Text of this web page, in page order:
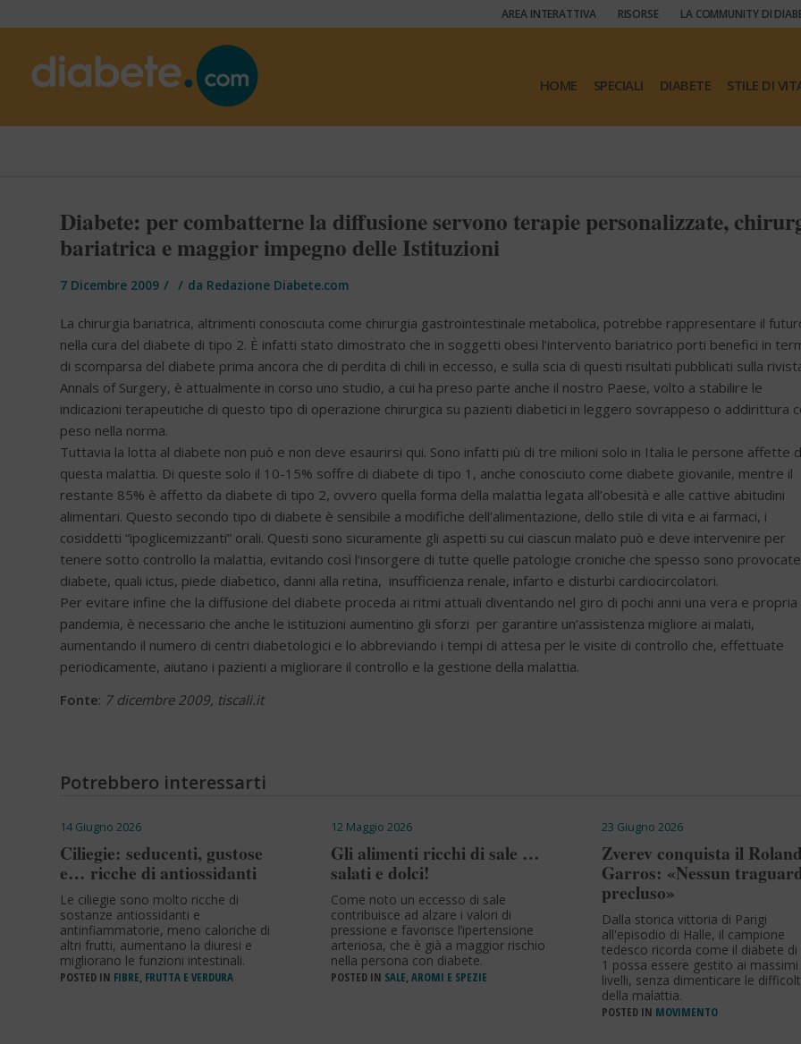
AREA INTERATTIVA RISORSE LA COMMUNITY DI
HOME SPECIALI DIABETE STILE DI
Diabete: per combatterne la diffusione servono terapie personalizzate,
bariatrica e maggior impegno delle Istituzioni
7 Dicembre 2009 / / da Redazione Diabete.com
La chirurgia bariatrica, altrimenti conosciuta come chirurgia gastrointestinale metabolica, potrebbe rappresentare il
nella cura del diabete di tipo 2. È infatti stato dimostrato che in soggetti obesi l’intervento bariatrico porti benefici in
di scomparsa del diabete prima ancora che di perdita di chili in eccesso, e sulla scia di questi risultati pubblicati sulla
Annals of Surgery, è attualmente in corso uno studio, a cui ha preso parte anche il nostro Paese, volto a stabilire le
indicazioni terapeutiche di questo tipo di operazione chirurgica su pazienti diabetici in leggero sovrappeso o addirittura
peso nella norma.
Tuttavia la lotta al diabete non può e non deve esaurirsi qui. Sono infatti più di tre milioni solo in Italia le persone affette
questa malattia. Di queste solo il 10-15% soffre di diabete di tipo 1, anche conosciuto come diabete giovanile, mentre il
restante 85% è affetto da diabete di tipo 2, ovvero quella forma della malattia legata all’obesità e alle cattive abitudini
alimentari. Questo secondo tipo di diabete è sensibile a modifiche dell’alimentazione, dello stile di vita e ai farmaci, i
cosiddetti “ipoglicemizzanti” orali. Questi sono sicuramente gli aspetti su cui ciascun malato può e deve intervenire per
tenere sotto controllo la malattia, evitando così l’insorgere di tutte quelle patologie croniche che spesso sono
diabete, quali ictus, piede diabetico, danni alla retina, insufficienza renale, infarto e disturbi cardiocircolatori.
Per evitare infine che la diffusione del diabete proceda ai ritmi attuali diventando nel giro di pochi anni una vera e propria
pandemia, è necessario che anche le istituzioni aumentino gli sforzi per garantire un’assistenza migliore ai malati,
aumentando il numero di centri diabetologici e lo abbreviando i tempi di attesa per le visite di controllo che, effettuate
periodicamente, aiutano i pazienti a migliorare il controllo e la gestione della malattia.
Fonte: 7 dicembre 2009, tiscali.it
Potrebbero interessarti
14 Giugno 2026
Ciliegie: seducenti, gustose
e… ricche di antiossidanti
Le ciliegie sono molto ricche di
sostanze antiossidanti e
antinfiammatorie, meno caloriche di
altri frutti, aumentano la diuresi e
migliorano le funzioni intestinali.
POSTED IN FIBRE, FRUTTA E VERDURA
12 Maggio 2026
Gli alimenti ricchi di sale …
salati e dolci!
Come noto un eccesso di sale
contribuisce ad alzare i valori di
pressione e favorisce l’ipertensione
arteriosa, che è già a maggior rischio
nella persona con diabete.
POSTED IN SALE, AROMI E SPEZIE
23 Giugno 2026
Zverev conquista il Roland
Garros: «Nessun
precluso»
Dalla storica vittoria di Parigi
all'episodio di Halle, il campione
tedesco ricorda come il diabete di
1 possa essere gestito ai massimi
livelli, senza dimenticare le
della malattia.
POSTED IN MOVIMENTO